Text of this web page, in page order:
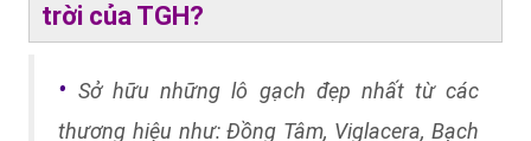
trời của TGH?
•Sở hữu những lô gạch đẹp nhất từ các
thương hiệu như: Đồng Tâm, Viglacera, Bạch